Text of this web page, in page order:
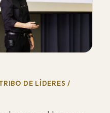
DE LÍDERES /